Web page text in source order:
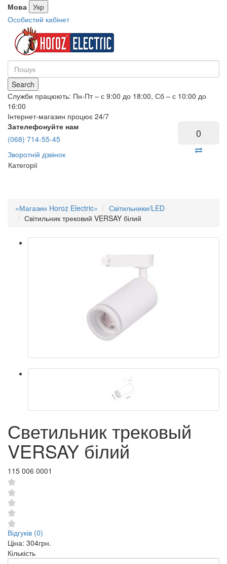
Мова Укр
Особистий кабінет
Search
Служби працюють: Пн-Пт – с 9:00 до 18:00, Сб – с 10:00 до
16:00
Інтернет-магазин процює 24/7
Зателефонуйте нам
(068) 714-55-45
Зворотній дзвінок
0
Категорії
«Магазин Horoz Electric»
Світильники/LED
Світильник трековий VERSAY білий
Светильник трековый
VERSAY білий
115 006 0001
Відгуків (0)
Ціна: 304грн.
Кількість